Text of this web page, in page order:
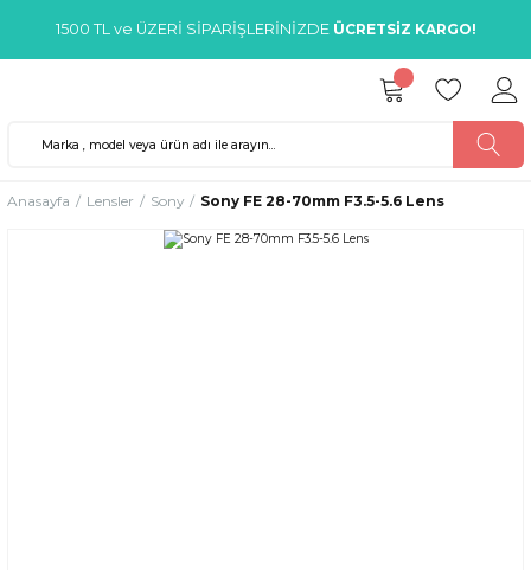
1500 TL ve ÜZERİ SİPARİŞLERİNİZDE ÜCRETSİZ KARGO!
Anasayfa Lensler Sony Sony FE 28-70mm F3.5-5.6 Lens